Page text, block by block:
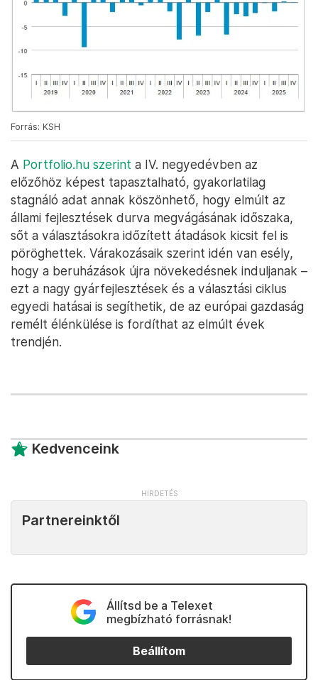
Forrás: KSH
A Portfolio.hu szerint a IV. negyedévben az
előzőhöz képest tapasztalható, gyakorlatilag
stagnáló adat annak köszönhető, hogy elmúlt az
állami fejlesztések durva megvágásának időszaka,
sőt a választásokra időzített átadások kicsit fel is
pöröghettek. Várakozásaik szerint idén van esély,
hogy a beruházások újra növekedésnek induljanak –
ezt a nagy gyárfejlesztések és a választási ciklus
egyedi hatásai is segíthetik, de az európai gazdaság
remélt élénkülése is fordíthat az elmúlt évek
trendjén.
Kedvenceink
Partnereinktől
Állítsd be a Telexet
megbízható forrásnak!
Beállítom